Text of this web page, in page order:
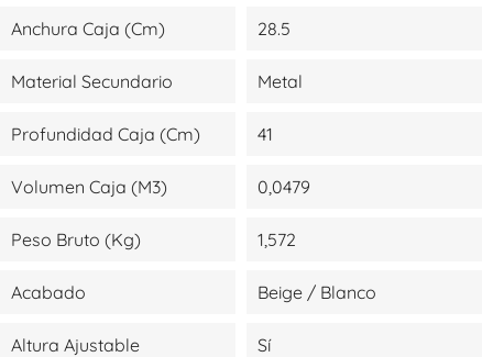
Anchura Caja (cm) 28.5
Material Secundario Metal
Profundidad Caja (cm) 41
Volumen Caja (m3) 0,0479
Peso Bruto (kg) 1,572
Acabado Beige / Blanco
Altura Ajustable Sí